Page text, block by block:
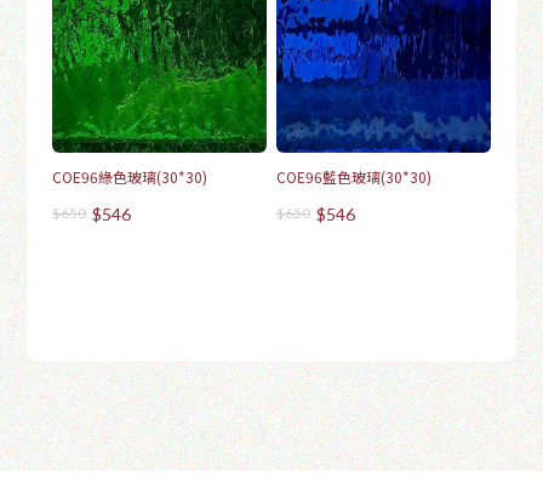
COE96綠色玻璃(30*30)
$650 $546
COE96藍色玻璃(30*30)
$650 $546